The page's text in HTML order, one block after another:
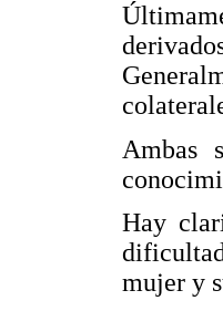
Ambas
Hay
mujer y